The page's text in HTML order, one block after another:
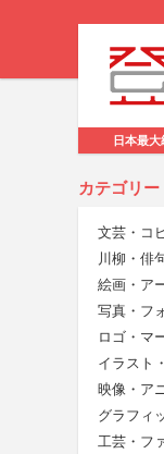
日本最
カテゴリー
文芸・コ
川柳・俳
絵画・ア
写真・フ
ロゴ・マ
イラスト
映像・ア
グラフィ
工芸・フ